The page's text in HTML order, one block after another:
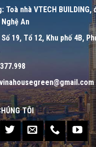
Toà nhà VTECH
An
Số 19, Tổ 12, Khu phố 4B,
TÔI